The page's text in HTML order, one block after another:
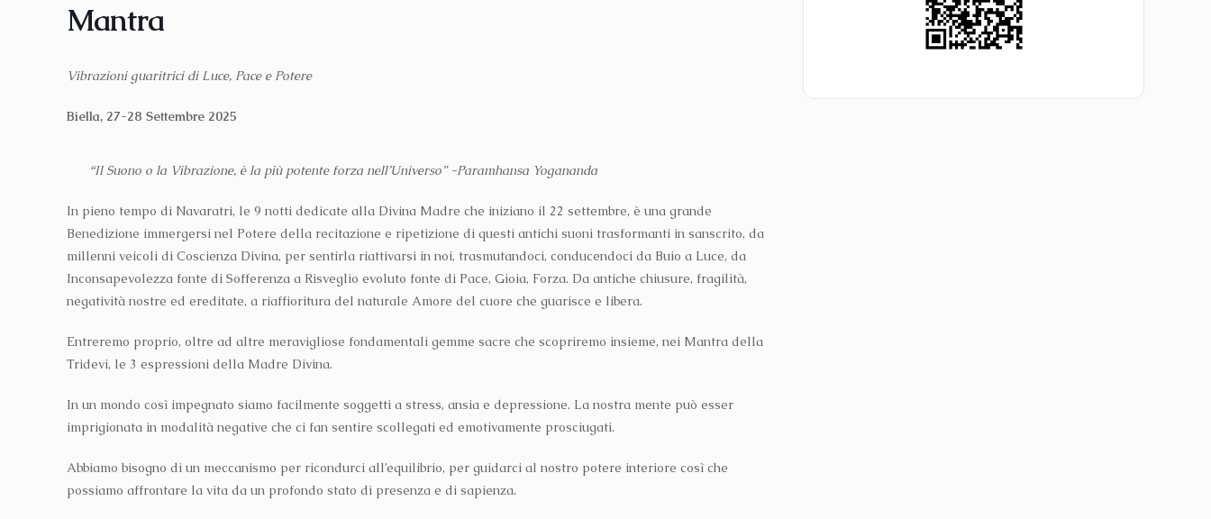
Mantra
Vibrazioni guaritrici di Luce, Pace e Potere
Biella, 27-28 Settembre 2025
“Il Suono o la Vibrazione, è la più potente forza nell’Universo” -Paramhansa Yogananda
In pieno tempo di Navaratri, le 9 notti dedicate alla Divina Madre che iniziano il 22 settembre, è una grande
Benedizione immergersi nel Potere della recitazione e ripetizione di questi antichi suoni trasformanti in sanscrito, da
millenni veicoli di Coscienza Divina, per sentirla riattivarsi in noi, trasmutandoci, conducendoci da Buio a Luce, da
Inconsapevolezza fonte di Sofferenza a Risveglio evoluto fonte di Pace, Gioia, Forza. Da antiche chiusure, fragilità,
negatività nostre ed ereditate, a riaffioritura del naturale Amore del cuore che guarisce e libera.
Entreremo proprio, oltre ad altre meravigliose fondamentali gemme sacre che scopriremo insieme, nei Mantra della
Tridevi, le 3 espressioni della Madre Divina.
In un mondo così impegnato siamo facilmente soggetti a stress, ansia e depressione. La nostra mente può esser
imprigionata in modalità negative che ci fan sentire scollegati ed emotivamente prosciugati.
Abbiamo bisogno di un meccanismo per ricondurci all’equilibrio, per guidarci al nostro potere interiore così che
possiamo affrontare la vita da un profondo stato di presenza e di sapienza.